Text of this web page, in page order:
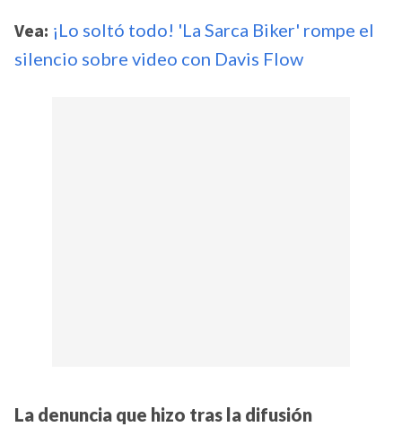
Vea: ¡Lo soltó todo! 'La Sarca Biker' rompe el
silencio sobre video con Davis Flow
La denuncia que hizo tras la difusión